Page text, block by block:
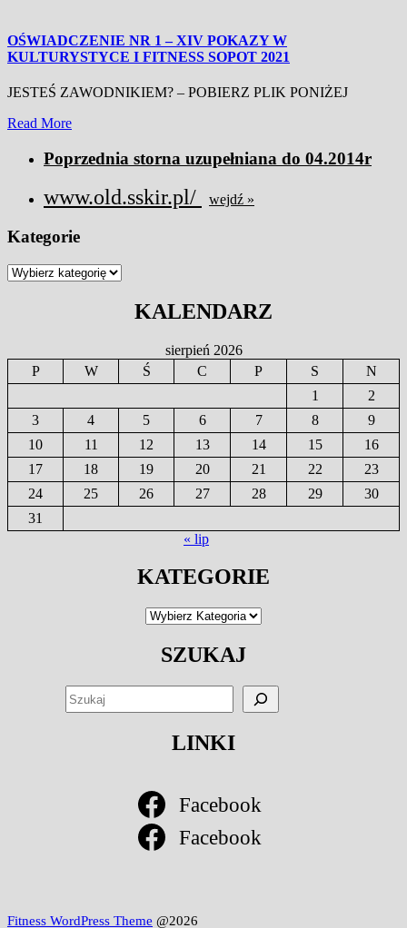
OŚWIADCZENIE NR 1 – XIV POKAZY W
KULTURYSTYCE I FITNESS SOPOT 2021
JESTEŚ ZAWODNIKIEM? – POBIERZ PLIK PONIŻEJ
Read MoreRead
Poprzednia storna uzupełniana do 04.2014r
www.old.sskir.pl/ wejdź »
Kategorie
Kategorie
KALENDARZ
sierpień 2026
P
W Ś C P S
N
1
2
3
4 5 6 7 8
9
10
11 12 13 14 15
16
17
18 19 20 21 22
23
24
25 26 27 28 29
30
31
« lip
KATEGORIE
Kategorie
SZUKAJ
LINKI
Facebook
Facebook
Fitness WordPress Theme @2026